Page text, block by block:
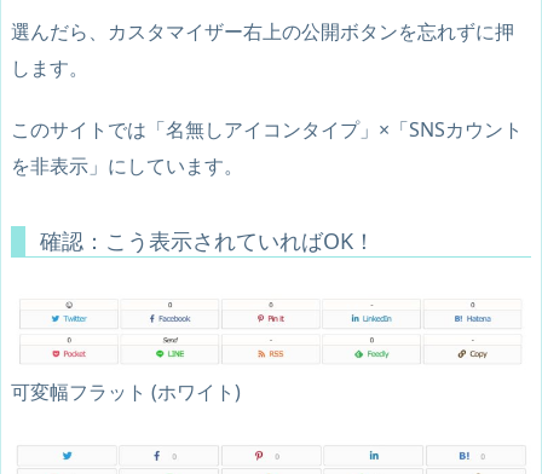
選んだら、カスタマイザー右上の公開ボタンを忘れずに押
します。
このサイトでは「名無しアイコンタイプ」×「SNSカウント
を非表示」にしています。
確認：こう表示されていればOK！
可変幅フラット (ホワイト)